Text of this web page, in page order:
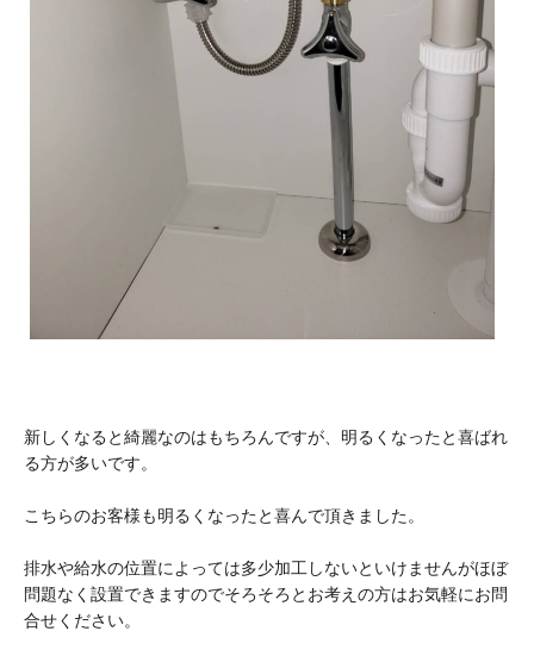
新しくなると綺麗なのはもちろんですが、明るくなったと喜ばれ
る方が多いです。
こちらのお客様も明るくなったと喜んで頂きました。
排水や給水の位置によっては多少加工しないといけませんがほぼ
問題なく設置できますのでそろそろとお考えの方はお気軽にお問
合せください。